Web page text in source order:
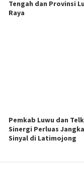
Tengah dan Provinsi
Raya
Pemkab Luwu dan
Sinergi Perluas
Sinyal di Latimojong